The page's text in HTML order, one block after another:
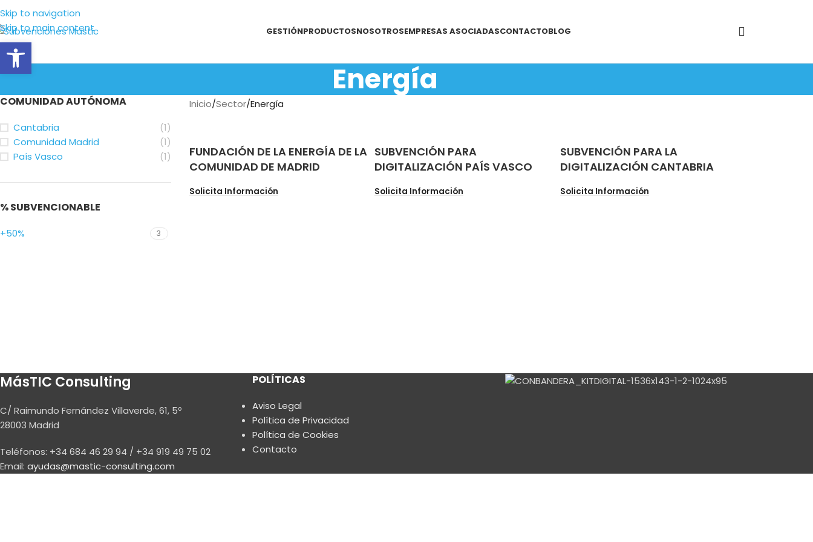
Skip to navigation
Skip to main content
GESTIÓNPRODUCTOSNOSOTROSEMPRESAS ASOCIADASCONTACTOBLOG
Energía
COMUNIDAD AUTÓNOMA
Cantabria
(1)
Comunidad Madrid
(1)
País Vasco
(1)
% SUBVENCIONABLE
+50% 3
Inicio Sector Energía
FUNDACIÓN DE LA ENERGÍA DE LA
COMUNIDAD DE MADRID
Solicita Información
SUBVENCIÓN PARA
DIGITALIZACIÓN PAÍS VASCO
Solicita Información
SUBVENCIÓN PARA LA
DIGITALIZACIÓN CANTABRIA
Solicita Información
MásTIC Consulting
C/ Raimundo Fernández Villaverde, 61, 5º
28003 Madrid
Teléfonos: +34 684 46 29 94 / +34 919 49 75 02
Email: ayudas@mastic-consulting.com
POLÍTICAS
Aviso Legal
Política de Privacidad
Política de Cookies
Contacto
Abrir barra de herramientas